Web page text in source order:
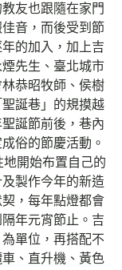
友也跟隨在家門
音，而後受到節
的加入，加上吉
先生、臺北城市
恭昭牧師、侯樹
誕巷」的規摸越
誕節前後，巷內
俗的節慶活動。
開始布置自己的
製作今年的新造
，每年點燈都會
年元宵節止。吉
單位，再搭配不
、直升機、黃色